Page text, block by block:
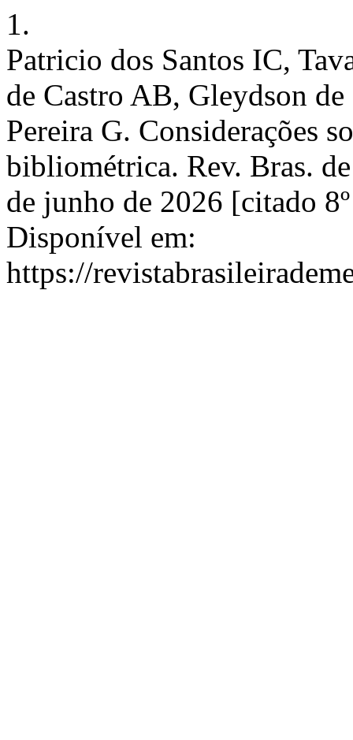
1.
Patricio dos Santos IC,
de Castro AB, Gleydson
Pereira G. Considerações
bibliométrica. Rev. Bras.
de junho de 2026 [citado
Disponível em:
https://